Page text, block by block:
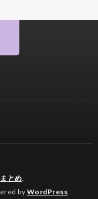
とめ.
by WordPress.